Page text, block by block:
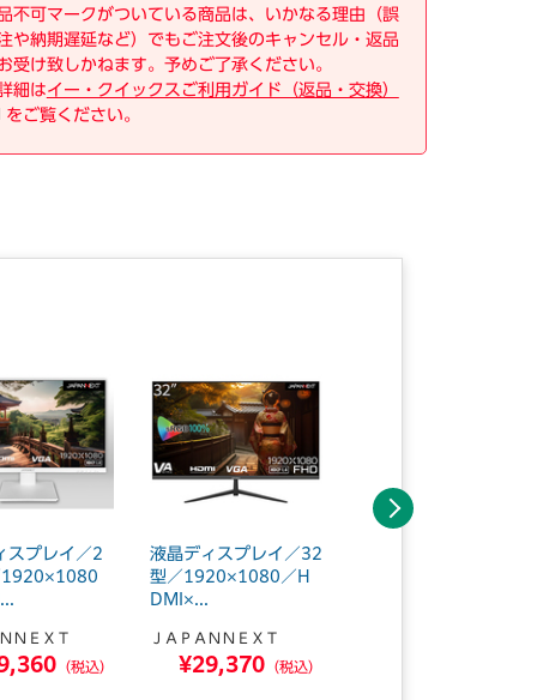
不可マークがついている商品は、いかなる理由（誤
や納期遅延など）でもご注文後のキャンセル・返品
受け致しかねます。予めご了承ください。
細はイー・クイックスご利用ガイド（返品・交換）
をご覧ください。
スプレイ／2
1920×1080
ＮＥＸＴ
（税込）
液晶ディスプレイ／32
型／1920×1080／H
DMI×...
ＪＡＰＡＮＮＥＸＴ
¥29,370 （税込）
次へ